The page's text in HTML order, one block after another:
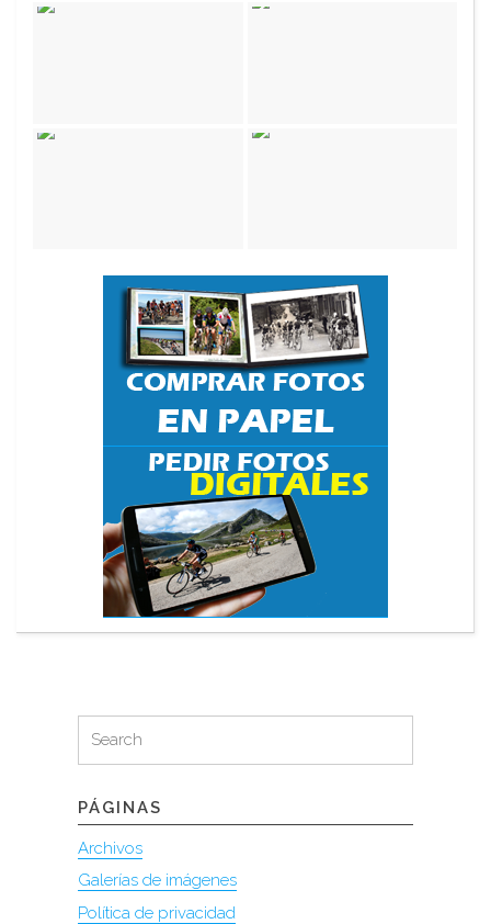
for:
Search
PÁGINAS
Archivos
Galerías de imágenes
Política de privacidad